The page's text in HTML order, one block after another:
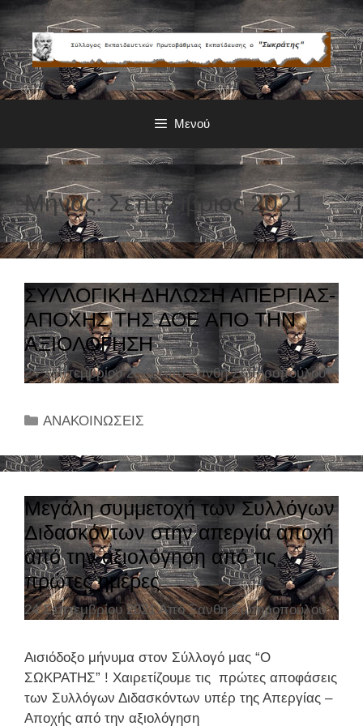
Μετάβαση
περιεχόμενο
Μενού
Μήνας: Σεπτέμβριος 2021
ΣΥΛΛΟΓΙΚΗ ΔΗΛΩΣΗ ΑΠΕΡΓΙΑΣ-
ΑΠΟΧΗΣ ΤΗΣ ΔΟΕ ΑΠΟ ΤΗΝ
ΑΞΙΟΛΟΓΗΣΗ
24 Σεπτεμβρίου 2021 ΑπόΞανθή Σωτηροπούλου
Κ
τ
γ
ο
ρ
ί
ε
ς
ΑΝΑΚΟΙΝΩΣΕΙΣ
Μεγάλη συμμετοχή των Συλλόγων
Διδασκόντων στην απεργία αποχή
από την αξιολόγηση από τις
πρώτες ημέρες
24 Σεπτεμβρίου 2021 ΑπόΞανθή Σωτηροπούλου
Αισιόδοξο μήνυμα στον Σύλλογό μας “Ο
ΣΩΚΡΑΤΗΣ” ! Χαιρετίζουμε τις πρώτες αποφάσεις
των Συλλόγων Διδασκόντων υπέρ της Απεργίας –
Αποχής από την αξιολόγηση